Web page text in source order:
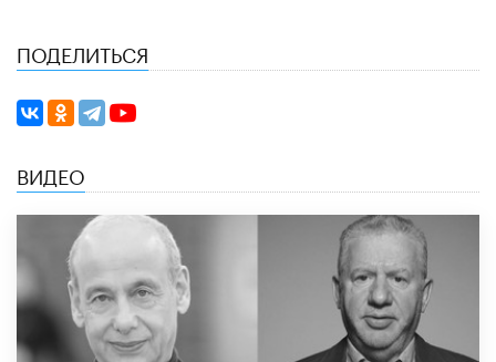
ПОДЕЛИТЬСЯ
ВИДЕО